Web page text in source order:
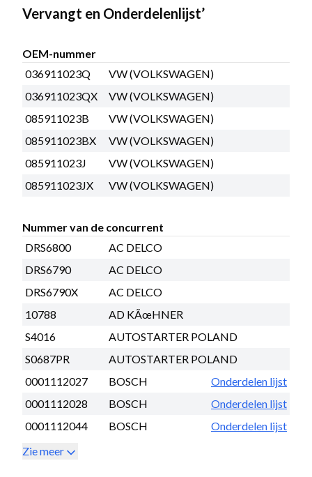
Vervangt en Onderdelenlijst’
OEM-nummer
036911023Q
VW (VOLKSWAGEN)
036911023QX
VW (VOLKSWAGEN)
085911023B
VW (VOLKSWAGEN)
085911023BX
VW (VOLKSWAGEN)
085911023J
VW (VOLKSWAGEN)
085911023JX
VW (VOLKSWAGEN)
Nummer van de concurrent
DRS6800
AC DELCO
DRS6790
AC DELCO
DRS6790X
AC DELCO
10788
AD KÃœHNER
S4016
AUTOSTARTER POLAND
S0687PR
AUTOSTARTER POLAND
0001112027
BOSCH
Onderdelen lijst
0001112028
BOSCH
Onderdelen lijst
0001112044
BOSCH
Onderdelen lijst
Zie meer